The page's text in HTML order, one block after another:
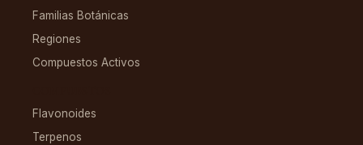
Familias Botánicas
Regiones
Compuestos Activos
Flavonoides
Terpenos